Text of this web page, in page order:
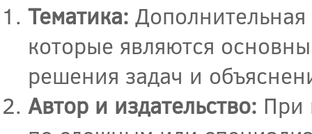
Тематика:
которые являются
решения задач и
Автор и издательство: При